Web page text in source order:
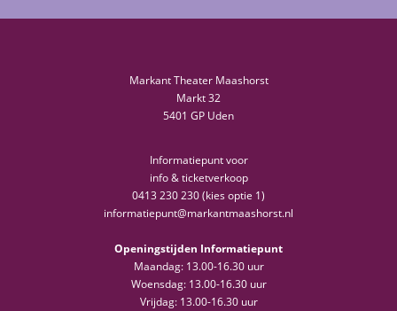
Markant Theater Maashorst
Markt 32
5401 GP Uden
Informatiepunt voor
info & ticketverkoop
0413 230 230 (kies optie 1)
informatiepunt@markantmaashorst.nl
Openingstijden Informatiepunt
Maandag: 13.00-16.30 uur
Woensdag: 13.00-16.30 uur
Vrijdag: 13.00-16.30 uur